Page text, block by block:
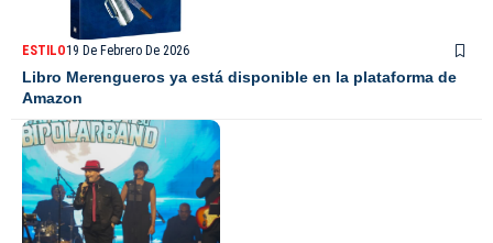
ESTILO19 De Febrero De 2026
Libro Merengueros ya está disponible en la plataforma de
Amazon